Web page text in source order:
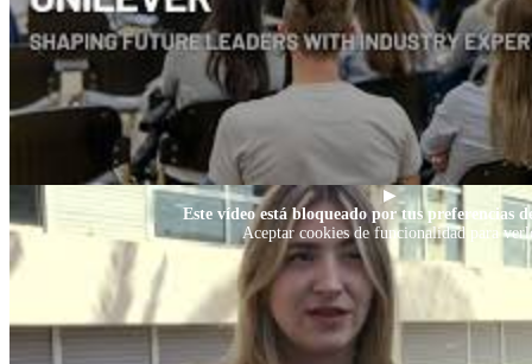
▶
Este vídeo está bloqueado por tus preferencias
Aceptar cookies de funcionalidad para